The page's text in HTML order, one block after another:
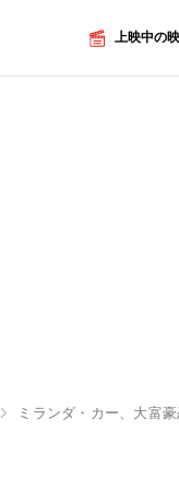
上映中の
ミランダ・カー、大富